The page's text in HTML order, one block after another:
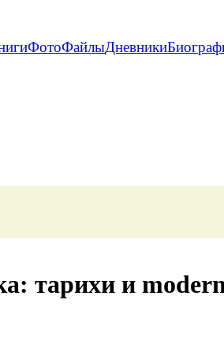
ФотоФайлыДневники
тарихи и